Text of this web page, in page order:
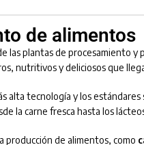
de alimentos
las plantas de procesamiento
nutritivos y deliciosos que
alta tecnología y los
la carne fresca hasta los
producción de alimentos, como